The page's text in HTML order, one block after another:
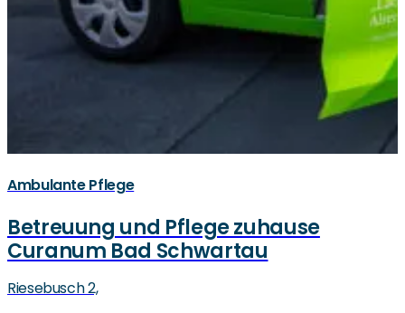
Ambulante Pflege
Betreuung und Pflege zuhause
Curanum Bad Schwartau
Riesebusch 2,